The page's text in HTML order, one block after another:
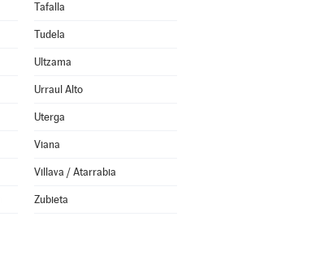
Tafalla
Tudela
Ultzama
Urraul Alto
Uterga
Viana
Villava / Atarrabia
Zubieta